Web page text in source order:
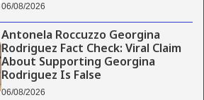
06/08/2026
Antonela Roccuzzo Georgina
Rodriguez Fact Check: Viral Claim
About Supporting Georgina
Rodriguez Is False
06/08/2026